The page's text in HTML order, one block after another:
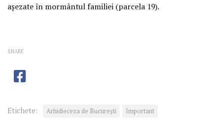
aşezate în mormântul familiei (parcela 19).
SHARE
Etichete: Arhidieceza de București Important